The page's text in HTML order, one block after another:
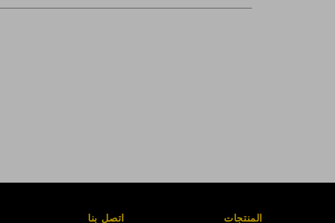
المنتجات اتصل بنا